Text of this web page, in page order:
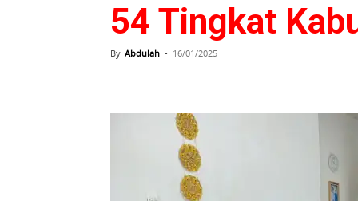
54 Tingkat
By Abdulah - 16/01/2025